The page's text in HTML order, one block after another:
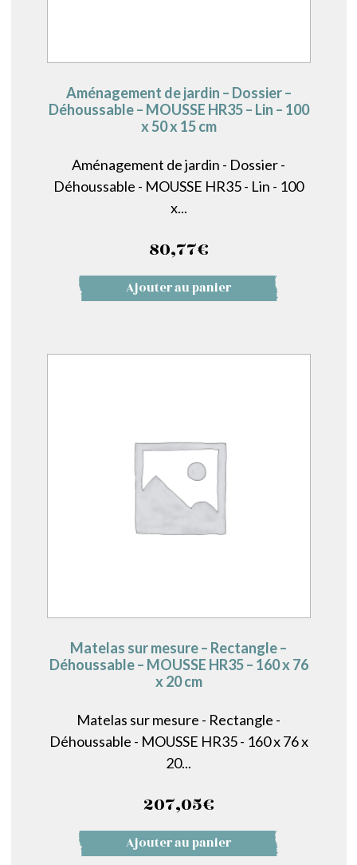
Aménagement de jardin – Dossier –
Déhoussable – MOUSSE HR35 – Lin – 100
x 50 x 15 cm
Aménagement de jardin - Dossier -
Déhoussable - MOUSSE HR35 - Lin - 100
x...
80,77€
Ajouter au panier
Matelas sur mesure – Rectangle –
Déhoussable – MOUSSE HR35 – 160 x 76
x 20 cm
Matelas sur mesure - Rectangle -
Déhoussable - MOUSSE HR35 - 160 x 76 x
20...
207,05€
Ajouter au panier